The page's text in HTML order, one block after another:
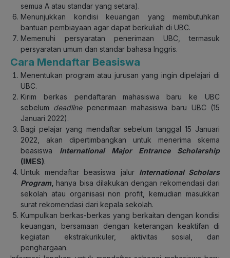
semua A atau standar yang setara).
Menunjukkan kondisi keuangan yang membutuhkan
bantuan pembiayaan agar dapat berkuliah di UBC.
Memenuhi persyaratan penerimaan UBC, termasuk
persyaratan umum dan standar bahasa Inggris.
Cara Mendaftar Beasiswa
Menentukan program atau jurusan yang ingin dipelajari di
UBC.
Kirim berkas pendaftaran mahasiswa baru ke UBC
sebelum deadline penerimaan mahasiswa baru UBC (15
Januari 2022).
Bagi pelajar yang mendaftar sebelum tanggal 15 Januari
2022, akan dipertimbangkan untuk menerima skema
beasiswa International Major Entrance Scholarship
(IMES).
Untuk mendaftar beasiswa jalur International Scholars
Program, hanya bisa dilakukan dengan rekomendasi dari
sekolah atau organisasi non profit, kemudian masukkan
surat rekomendasi dari kepala sekolah.
Kumpulkan berkas-berkas yang berkaitan dengan kondisi
keuangan, bersamaan dengan keterangan keaktifan di
kegiatan ekstrakurikuler, aktivitas sosial, dan
penghargaan.